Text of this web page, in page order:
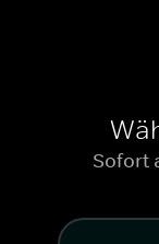
Sofort